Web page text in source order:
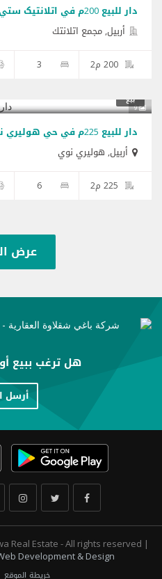
دار للبيع 200م في اتلانتیک ستي
أربيل, مجمع اتلانتك
200 م2 3
9
بيع
دار للبيع 225م في حي هولیري نوي
أربيل, هولیري نوي
225 م2 6
عرض
هل ترغب ببيع
أرسل
Real Estate - All rights reserved |
Development & Design
خريطة الموقع